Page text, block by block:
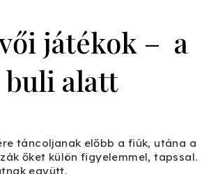
játékok – a
buli alatt
táncoljanak előbb a fiúk, utána a
őket külön figyelemmel, tapssal.
együtt.